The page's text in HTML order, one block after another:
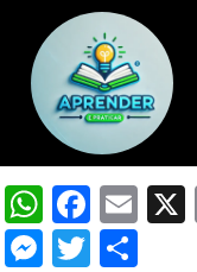
Twitter